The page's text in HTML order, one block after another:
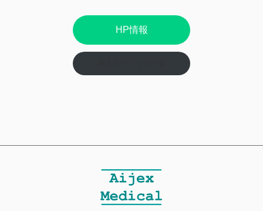
HP情報